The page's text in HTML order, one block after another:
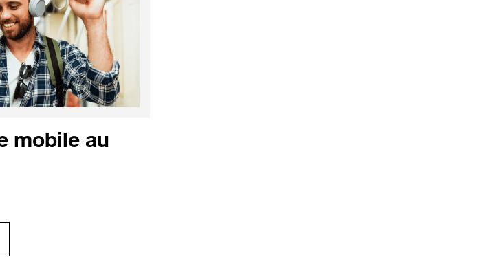
mobile au
Utiliser votre mobile au quotidien